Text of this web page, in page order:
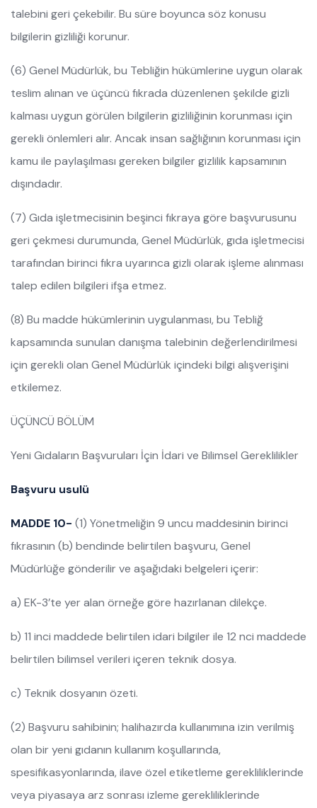
talebini geri çekebilir. Bu süre boyunca söz konusu
bilgilerin gizliliği korunur.
(6) Genel Müdürlük, bu Tebliğin hükümlerine uygun olarak
teslim alınan ve üçüncü fıkrada düzenlenen şekilde gizli
kalması uygun görülen bilgilerin gizliliğinin korunması için
gerekli önlemleri alır. Ancak insan sağlığının korunması için
kamu ile paylaşılması gereken bilgiler gizlilik kapsamının
dışındadır.
(7) Gıda işletmecisinin beşinci fıkraya göre başvurusunu
geri çekmesi durumunda, Genel Müdürlük, gıda işletmecisi
tarafından birinci fıkra uyarınca gizli olarak işleme alınması
talep edilen bilgileri ifşa etmez.
(8) Bu madde hükümlerinin uygulanması, bu Tebliğ
kapsamında sunulan danışma talebinin değerlendirilmesi
için gerekli olan Genel Müdürlük içindeki bilgi alışverişini
etkilemez.
ÜÇÜNCÜ BÖLÜM
Yeni Gıdaların Başvuruları İçin İdari ve Bilimsel Gereklilikler
Başvuru usulü
MADDE 10- (1) Yönetmeliğin 9 uncu maddesinin birinci
fıkrasının (b) bendinde belirtilen başvuru, Genel
Müdürlüğe gönderilir ve aşağıdaki belgeleri içerir:
a) EK-3’te yer alan örneğe göre hazırlanan dilekçe.
b) 11 inci maddede belirtilen idari bilgiler ile 12 nci maddede
belirtilen bilimsel verileri içeren teknik dosya.
c) Teknik dosyanın özeti.
(2) Başvuru sahibinin; halihazırda kullanımına izin verilmiş
olan bir yeni gıdanın kullanım koşullarında,
spesifikasyonlarında, ilave özel etiketleme gerekliliklerinde
veya piyasaya arz sonrası izleme gerekliliklerinde